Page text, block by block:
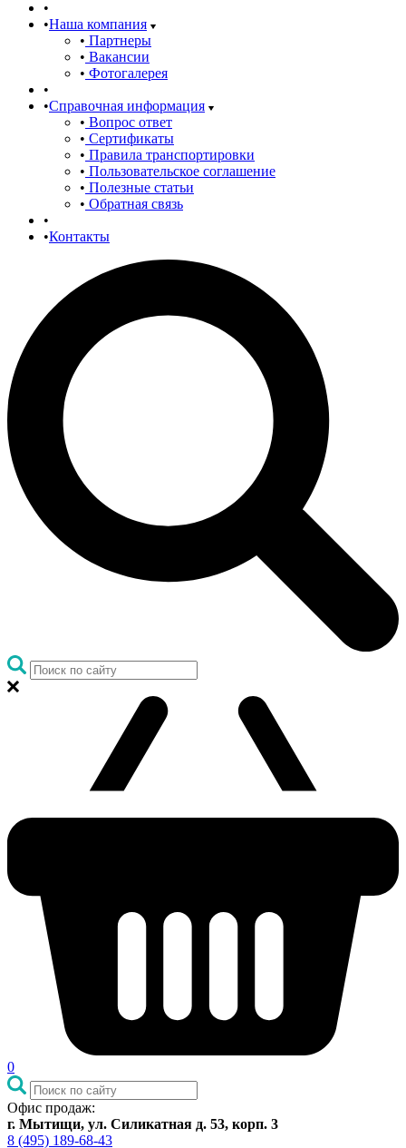
Наша компания
Партнеры
Вакансии
Фотогалерея
Справочная информация
Вопрос ответ
Сертификаты
Правила транспортировки
Пользовательское соглашение
Полезные статьи
Обратная связь
Контакты
0
Офис продаж:
г. Мытищи, ул. Силикатная д. 53, корп. 3
8 (495) 189-68-43